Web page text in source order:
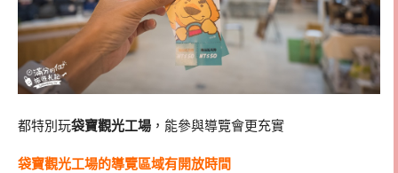
都特別玩袋寶觀光工場 ，能參與導覽會更充實
袋寶觀光工場的導覽區域有開放時間